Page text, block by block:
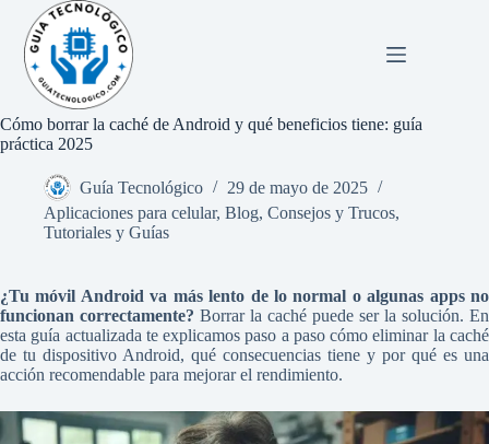
contenido
Cómo borrar la caché de Android y qué beneficios tiene: guía
práctica 2025
Guía Tecnológico
29 de mayo de 2025
Aplicaciones para celular, Blog, Consejos y Trucos,
Tutoriales y Guías
¿Tu móvil Android va más lento de lo normal o algunas apps no
funcionan correctamente? Borrar la caché puede ser la solución. En
esta guía actualizada te explicamos paso a paso cómo eliminar la caché
de tu dispositivo Android, qué consecuencias tiene y por qué es una
acción recomendable para mejorar el rendimiento.